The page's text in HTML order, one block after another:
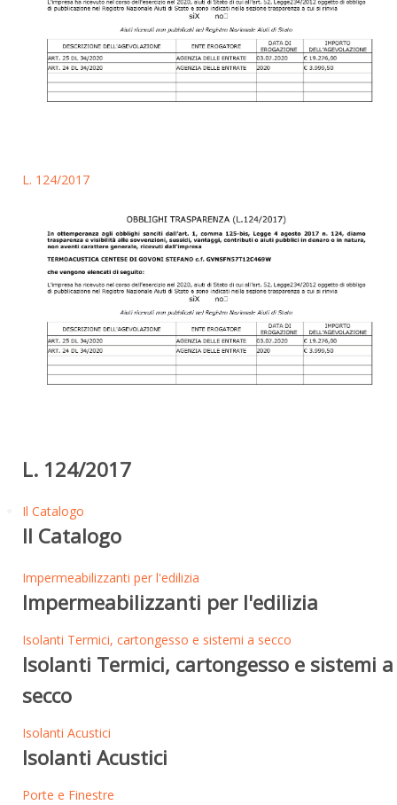
L. 124/2017
L. 124/2017
Il Catalogo
Il Catalogo
Impermeabilizzanti per l'edilizia
Impermeabilizzanti per l'edilizia
Isolanti Termici, cartongesso e sistemi a secco
Isolanti Termici, cartongesso e sistemi a
secco
Isolanti Acustici
Isolanti Acustici
Porte e Finestre